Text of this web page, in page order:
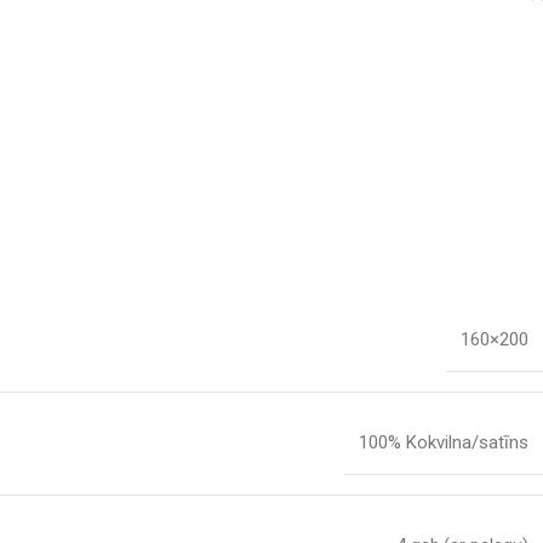
160×200
100% Kokvilna/satīns